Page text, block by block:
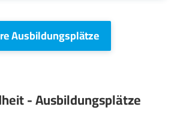
Ausbildungsplätze
- Ausbildungsplätze